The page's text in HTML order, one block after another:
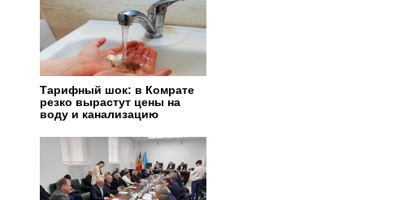
Тарифный шок: в Комрате
резко вырастут цены на
воду и канализацию